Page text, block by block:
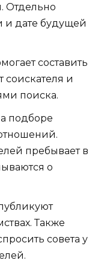
Отдельно
и дате будущей
составить
соискателя и
поиска.
подборе
пребывает в
о
Также
совета у